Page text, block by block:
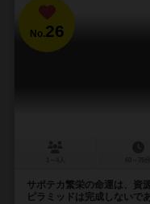
No.26
サポテカ繁栄の命運は、資
ピラミッドは完成しないで